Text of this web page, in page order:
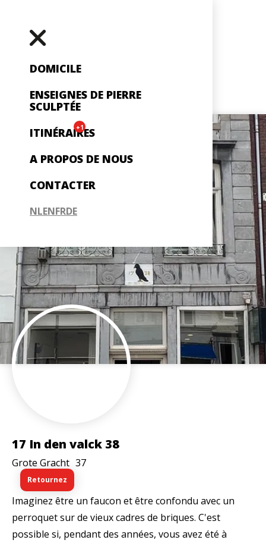
DOMICILE
ENSEIGNES DE PIERRE
SCULPTÉE
ITINÉRAIRES
+1
A PROPOS DE NOUS
CONTACTER
NLENFRDE
17 In den valck 38
Grote Gracht 37
Retournez
Imaginez être un faucon et être confondu avec un
perroquet sur de vieux cadres de briques. C'est
possible si, pendant des années, vous avez été à